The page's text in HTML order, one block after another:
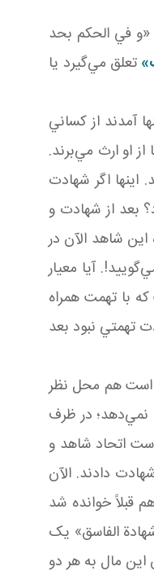
«و في الحكم بحد
تعلق مي‌گيرد يا
آمدند از کساني‌
او ارث مي‌برند.
اگر شهادت
بعد از شهادت و
شاهد الآن در
آيا معيار
با تهمت همراه
تهمتي نبود بعد
است هم محل نظر
نمي‌دهد؛ در ظرف
اتحاد شاهد و
دادند. الآن
قبلاً خوانده شد
جلد 27 صفحه 373 باب سي، «باب عدم قبول شهادة الفاسق» يک
مال به هر دو